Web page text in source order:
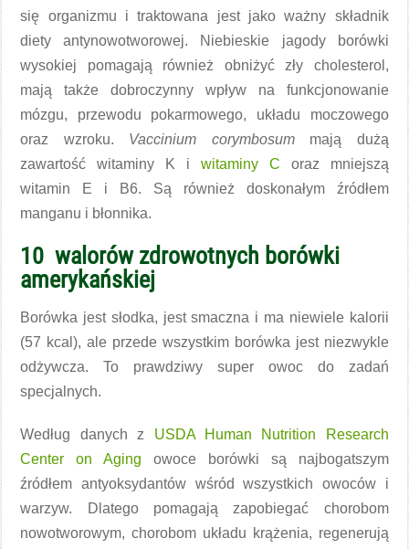
się organizmu i traktowana jest jako ważny składnik
diety antynowotworowej. Niebieskie jagody borówki
wysokiej pomagają również obniżyć zły cholesterol,
mają także dobroczynny wpływ na funkcjonowanie
mózgu, przewodu pokarmowego, układu moczowego
oraz wzroku. Vaccinium corymbosummają dużą
zawartość witaminy K i witaminy C oraz mniejszą
witamin E i B6. Są również doskonałym źródłem
manganu i błonnika.
10 walorów zdrowotnych borówki
amerykańskiej
Borówka jest słodka, jest smaczna i ma niewiele kalorii
(57 kcal), ale przede wszystkim borówka jest niezwykle
odżywcza. To prawdziwy super owoc do zadań
specjalnych.
Według danych z USDA Human Nutrition Research
Center on Aging owoce borówki są najbogatszym
źródłem antyoksydantów wśród wszystkich owoców i
warzyw. Dlatego pomagają zapobiegać chorobom
nowotworowym, chorobom układu krążenia, regenerują